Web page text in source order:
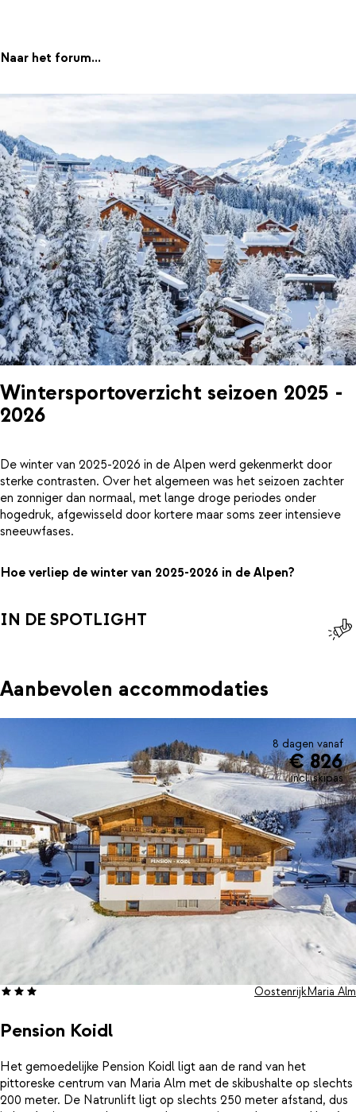
Naar het forum...
Wintersportoverzicht seizoen 2025 -
2026
De winter van 2025-2026 in de Alpen werd gekenmerkt door
sterke contrasten. Over het algemeen was het seizoen zachter
en zonniger dan normaal, met lange droge periodes onder
hogedruk, afgewisseld door kortere maar soms zeer intensieve
sneeuwfases.
Hoe verliep de winter van 2025-2026 in de Alpen?
IN DE SPOTLIGHT
Aanbevolen accommodaties
8 dagen vanaf
€ 826
incl. skipas
Pension Koidl
OostenrijkMaria Alm
Het gemoedelijke Pension Koidl ligt aan de rand van het
pittoreske centrum van Maria Alm met de skibushalte op slechts
200 meter. De Natrunlift ligt op slechts 250 meter afstand, dus